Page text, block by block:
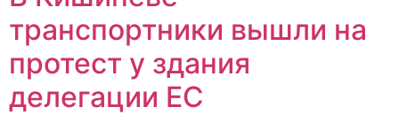
транспортники вышли на
протест у здания
делегации ЕС